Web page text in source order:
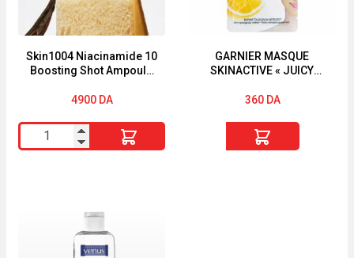
Intensif
30
ml
Skin1004 Niacinamide 10
Boosting Shot Ampoule
4900 DA
quantité
de
GARNIER MASQUE
SKINACTIVE « JUICY
360 DA